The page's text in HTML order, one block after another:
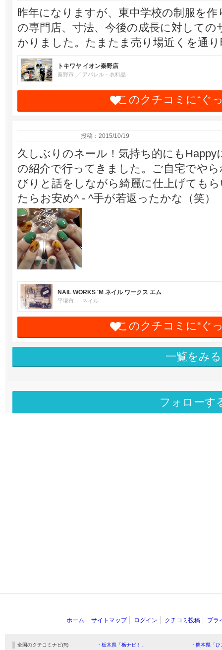
昨年になりますが、東中学校の制服を
の専門店、寸法、今後の成長に対して
かりました。たまたま売り場近くを通
トキワヤ イオン秦野店
秦野市 アパレル・衣料品
このクチコミに“ぐ
投稿：2015/10/19
久しぶりのネール！気持ち的にも
の紹介で行ってきました。ご自宅でや
びりと話をしながら綺麗に仕上げても
たらお安め^ - ^手が若返ったかな（笑）
NAIL WORKS 'M ネイル ワークス エム
平塚市 ネイル
このクチコミに“ぐ
一覧をみる
フォローす
ホーム サイトマップ ログイン クチコミ投稿 プラ
全国のクチコミナビ(R) ・栃木県「栃ナビ！」 ・熊本県「